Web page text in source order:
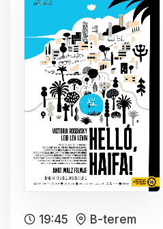
19:45 B-terem